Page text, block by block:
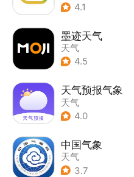
4.1
墨迹天气
天气
4.5
天气预报气象
天气
4.0
中国气象
天气
3.7